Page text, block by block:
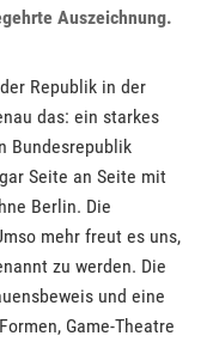
Auszeichnung.
Republik in der
das: ein starkes
Bundesrepublik
Seite an Seite mit
Berlin. Die
mehr freut es uns,
zu werden. Die
und eine
Game-Theatre